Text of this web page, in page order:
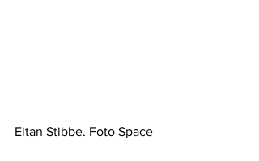
Eitan Stibbe. Foto Space